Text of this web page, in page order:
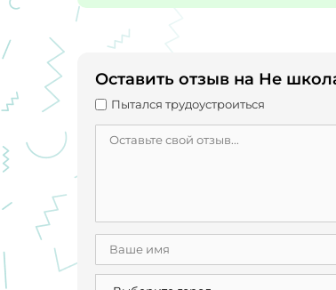
Оставить отзыв на Не
Пытался трудоустроиться